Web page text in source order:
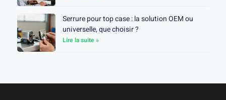
Serrure pour top case : la solution OEM ou
universelle, que choisir ?
Lire la suite »